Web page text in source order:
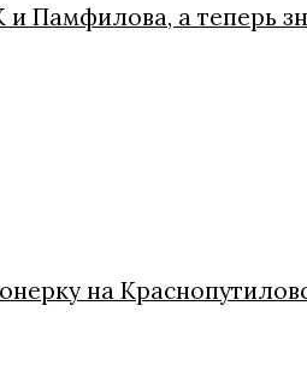
Памфилова, а теперь
на